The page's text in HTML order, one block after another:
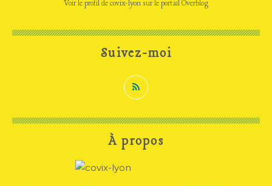
Voir le profil decovix-lyon sur le portail Overblog
Suivez-moi
À propos